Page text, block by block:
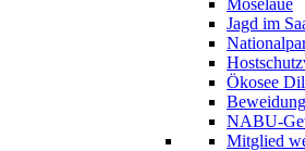
Moselaue
Jagd im
Ökosee
NABU-
Mitglied